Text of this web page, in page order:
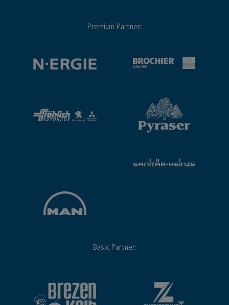
Premium Partner:
Basic Partner: